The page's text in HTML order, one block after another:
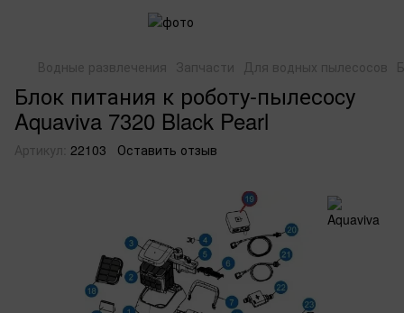
Водные развлечения Запчасти Для водных пылесосов
Блок питания к роботу-пылесоcу
Aquaviva 7320 Black Pearl
Артикул: 22103 Оставить отзыв